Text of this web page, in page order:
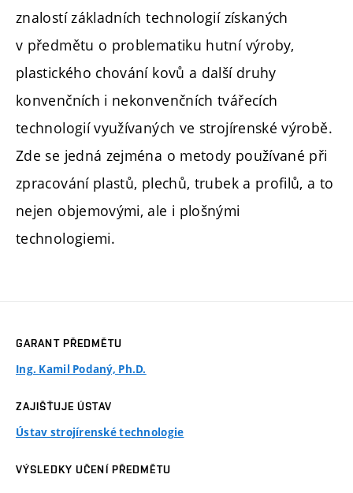
znalostí základních technologií získaných
v předmětu o problematiku hutní výroby,
plastického chování kovů a další druhy
konvenčních i nekonvenčních tvářecích
technologií využívaných ve strojírenské výrobě.
Zde se jedná zejména o metody používané při
zpracování plastů, plechů, trubek a profilů, a to
nejen objemovými, ale i plošnými
technologiemi.
GARANT PŘEDMĚTU
Ing. Kamil Podaný, Ph.D.
ZAJIŠŤUJE ÚSTAV
Ústav strojírenské technologie
VÝSLEDKY UČENÍ PŘEDMĚTU